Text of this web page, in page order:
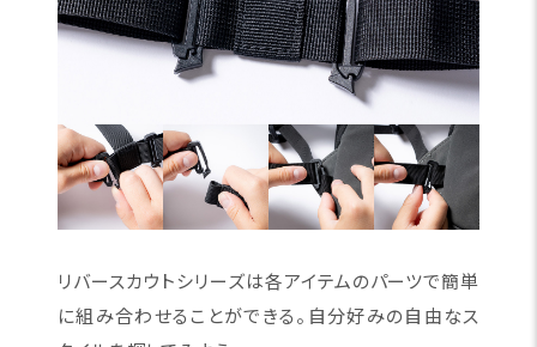
リバースカウトシリーズは各アイテムのパーツで簡単
に組み合わせることができる。自分好みの自由なス